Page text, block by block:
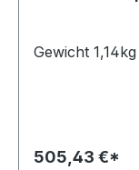
Gewicht
505,43 €*